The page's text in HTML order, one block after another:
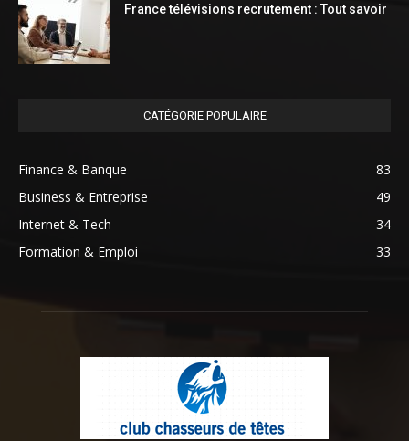
France télévisions recrutement : Tout savoir
CATÉGORIE POPULAIRE
Finance & Banque
83
Business & Entreprise
49
Internet & Tech
34
Formation & Emploi
33